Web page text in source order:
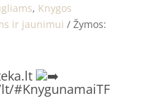
, Knygos
ir jaunimui
Žymos:
#KnygunamaiTF